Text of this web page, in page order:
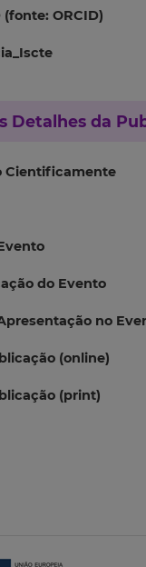
ORCID)
Detalhes da
Cientificamente
do Evento
no
(online)
(print)